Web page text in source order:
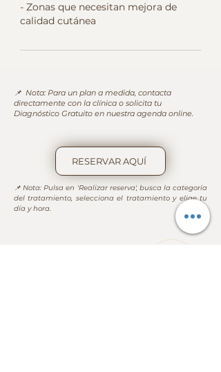
- Zonas que necesitan mejora de
calidad cutánea
📌 Nota: Para un plan a medida, contacta
directamente con la clínica o solicita tu
Diagnóstico Gratuito en nuestra agenda online.
RESERVAR AQUÍ
📌 Nota: Pulsa en 'Realizar reserva', busca la categoría
del tratamiento, selecciona el tratamiento y elige tu
día y hora.